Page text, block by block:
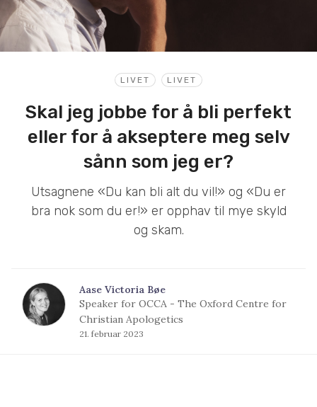
LIVET LIVET
Skal jeg jobbe for å bli perfekt
eller for å akseptere meg selv
sånn som jeg er?
Utsagnene «Du kan bli alt du vil!» og «Du er
bra nok som du er!» er opphav til mye skyld
og skam.
Aase Victoria Bøe
Speaker for OCCA - The Oxford Centre for
Christian Apologetics
21. februar 2023